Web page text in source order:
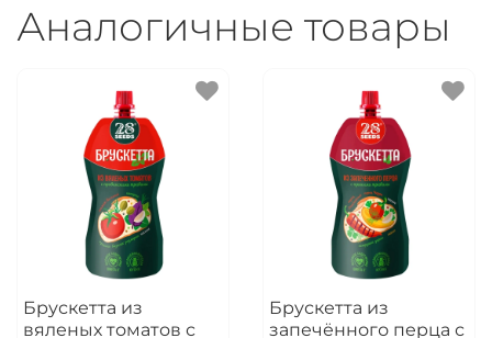
Аналогичные товары
Брускетта из
вяленых томатов с
Брускетта из
запечённого перца с